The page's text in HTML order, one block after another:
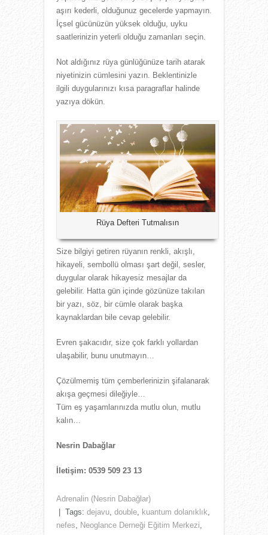
aşırı kederli, olduğunuz gecelerde yapmayın.
İçsel gücünüzün yüksek olduğu, uyku
saatlerinizin yeterli olduğu zamanları seçin.
Not aldığınız rüya günlüğünüze tarih atarak
niyetinizin cümlesini yazın. Beklentinizle
ilgili duygularınızı kısa paragraflar halinde
yazıya dökün.
Rüya Defteri Tutmalısın
Size bilgiyi getiren rüyanın renkli, akışlı,
hikayeli, sembollü olması şart değil, sesler,
duygular olarak hikayesiz mesajlar da
gelebilir. Hatta gün içinde gözünüze takılan
bir yazı, söz, bir cümle olarak başka
kaynaklardan bile cevap gelebilir.
Evren şakacıdır, size çok farklı yollardan
ulaşabilir, bunu unutmayın…
Çözülmemiş tüm çemberlerinizin şifalanarak
akışa geçmesi dileğiyle…
Tüm eş yaşamlarınızda mutlu olun, mutlu
kalın…
Nesrin Dabağlar
İletişim: 0539 509 23 13
Adrenalin (Nesrin Dabağlar)
| Tags: dejavu, double, kuantum dolanıklık,
nefes, Neoglance Derneği Eğitim Merkezi,